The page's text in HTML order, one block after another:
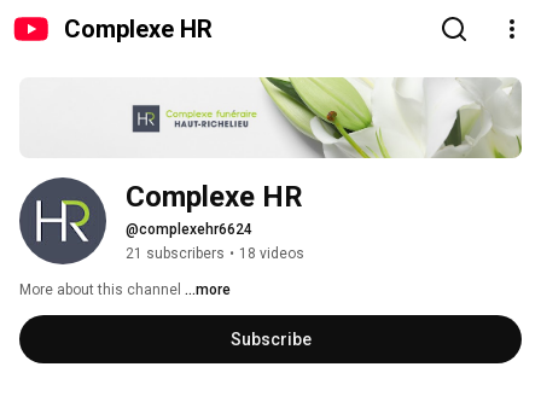
Complexe HR
Complexe HR
@complexehr6624
21 subscribers • 18 videos
More about this channel ...more
Subscribe